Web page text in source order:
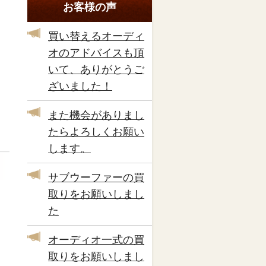
お客様の声
買い替えるオーディ
オのアドバイスも頂
いて、ありがとうご
ざいました！
また機会がありまし
たらよろしくお願い
します。
サブウーファーの買
取りをお願いしまし
た
オーディオ一式の買
取りをお願いしまし